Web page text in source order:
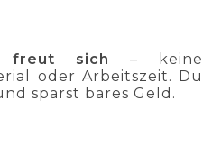
freut sich – keine
oder Arbeitszeit. Du
sparst bares Geld.